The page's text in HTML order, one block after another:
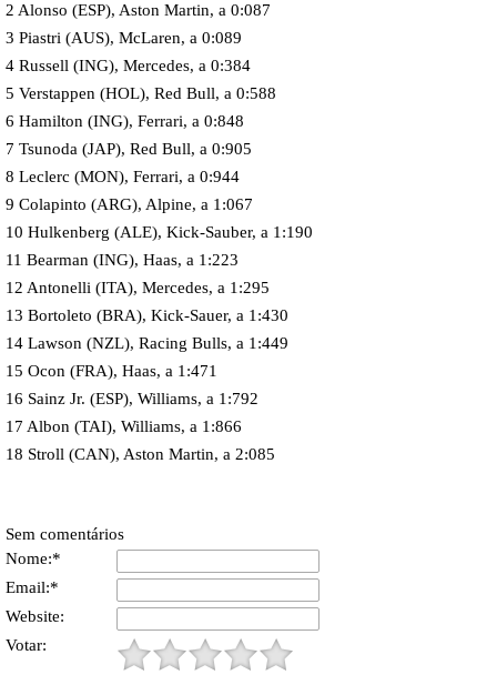
2 Alonso (ESP), Aston Martin, a 0:087
3 Piastri (AUS), McLaren, a 0:089
4 Russell (ING), Mercedes, a 0:384
5 Verstappen (HOL), Red Bull, a 0:588
6 Hamilton (ING), Ferrari, a 0:848
7 Tsunoda (JAP), Red Bull, a 0:905
8 Leclerc (MON), Ferrari, a 0:944
9 Colapinto (ARG), Alpine, a 1:067
10 Hulkenberg (ALE), Kick-Sauber, a 1:190
11 Bearman (ING), Haas, a 1:223
12 Antonelli (ITA), Mercedes, a 1:295
13 Bortoleto (BRA), Kick-Sauer, a 1:430
14 Lawson (NZL), Racing Bulls, a 1:449
15 Ocon (FRA), Haas, a 1:471
16 Sainz Jr. (ESP), Williams, a 1:792
17 Albon (TAI), Williams, a 1:866
18 Stroll (CAN), Aston Martin, a 2:085
Sem comentários
Nome:*
Email:*
Website:
Votar: